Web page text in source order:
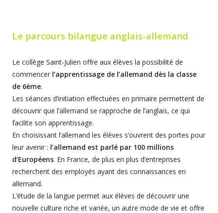
Le parcours bilangue anglais-allemand
Le collège Saint-Julien offre aux élèves la possibilité de
commencer l’apprentissage de l’allemand dès la classe
de 6ème.
Les séances d’initiation effectuées en primaire permettent de
découvrir que l’allemand se rapproche de l’anglais, ce qui
facilite son apprentissage.
En choisissant l’allemand les élèves s’ouvrent des portes pour
leur avenir : l’allemand est parlé par 100 millions
d’Européens. En France, de plus en plus d’entreprises
recherchent des employés ayant des connaissances en
allemand.
L’étude de la langue permet aux élèves de découvrir une
nouvelle culture riche et variée, un autre mode de vie et offre